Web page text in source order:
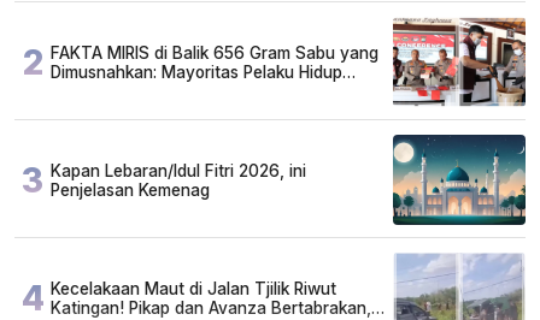
2 FAKTA MIRIS di Balik 656 Gram Sabu yang
Dimusnahkan: Mayoritas Pelaku Hidup
3 Kapan Lebaran/Idul Fitri 2026, ini
Penjelasan Kemenag
4 Kecelakaan Maut di Jalan Tjilik Riwut
Katingan! Pikap dan Avanza Bertabrakan,